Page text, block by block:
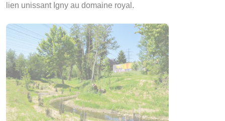
lien unissant Igny au domaine royal.